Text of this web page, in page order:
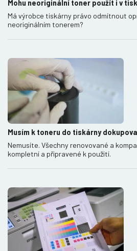
Mohu neoriginální toner použít i v
Má výrobce tiskárny právo odmítnout
neoriginálním tonerem?
Musím k toneru do tiskárny
Nemusíte. Všechny renovované a
kompletní a připravené k použití.